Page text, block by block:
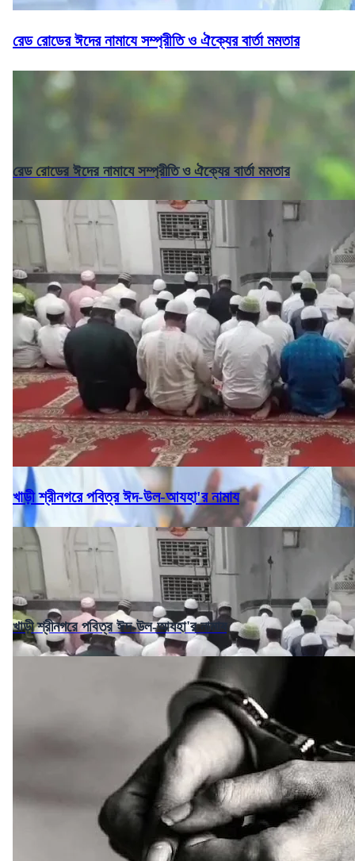
রেড রোডের ঈদের নামাযে সম্প্রীতি ও ঐক্যের বার্তা মমতার
রেড রোডের ঈদের নামাযে সম্প্রীতি ও ঐক্যের বার্তা মমতার
খাড়ী শ্রীনগরে পবিত্র ঈদ-উল-আযহা'র নামায
খাড়ী শ্রীনগরে পবিত্র ঈদ-উল-আযহা'র নামায